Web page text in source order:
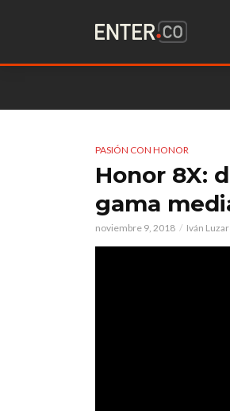
PASIÓN CON HONOR
Honor 8X:
gama
noviembre 9, 2018 Iván